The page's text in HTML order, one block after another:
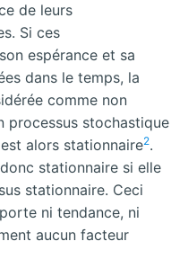
de leurs
Si ces
espérance et sa
dans le temps, la
comme non
processus stochastique
alors stationnaire2.
stationnaire si elle
stationnaire. Ceci
ni tendance, ni
aucun facteur